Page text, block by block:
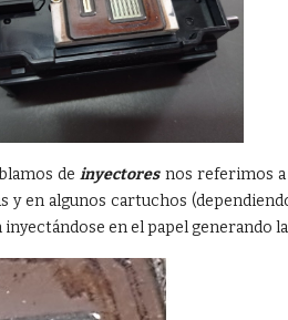
deinyectores nos referimos a
y en algunos cartuchos
inyectándose en el papel generando